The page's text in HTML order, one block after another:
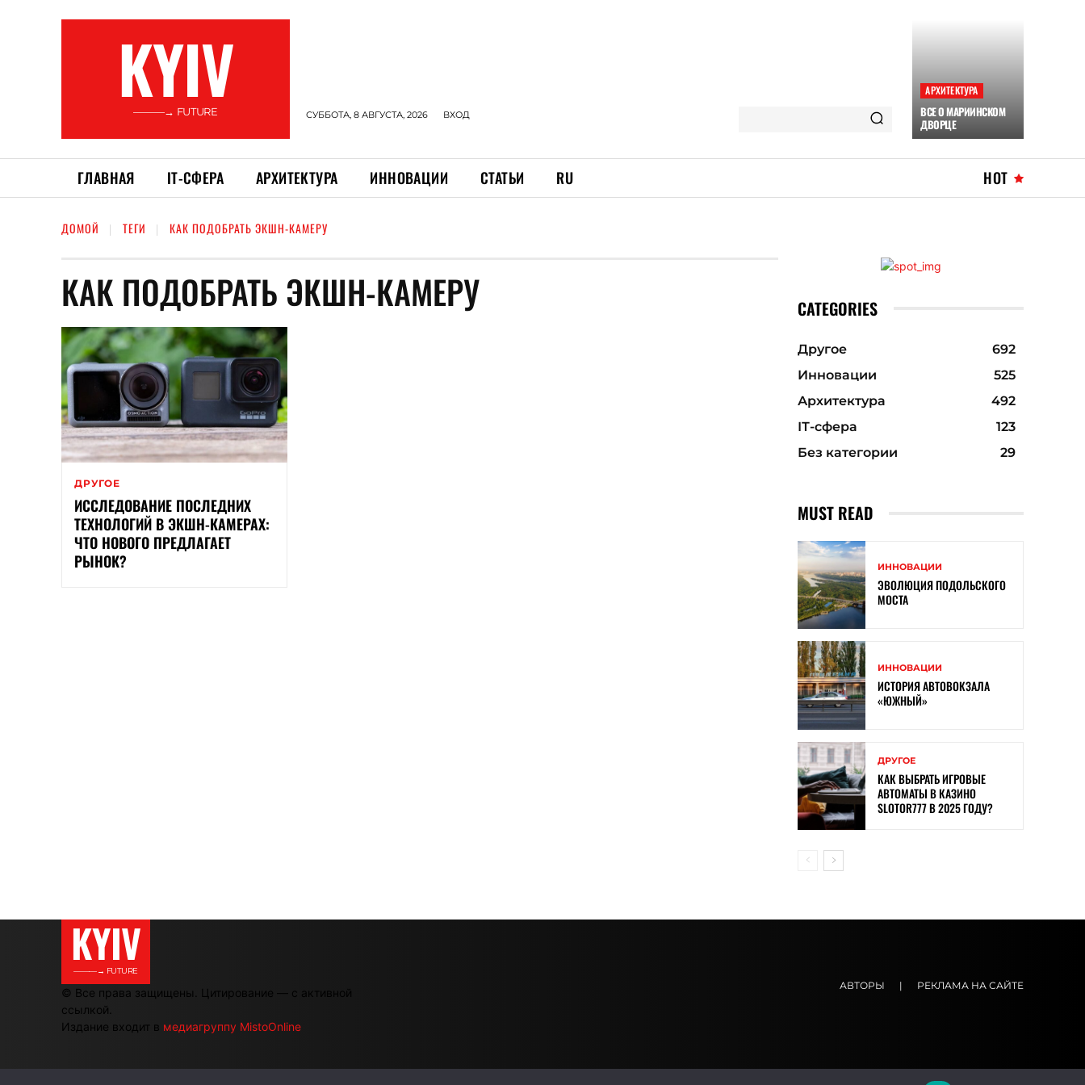
KYIV
———→ FUTURE СУББОТА, 8 АВГУСТА, 2026 ВХОД
АРХИТЕКТУРА
ВСЕ О МАРИИНСКОМ
ДВОРЦЕ
ГЛАВНАЯ ІТ-СФЕРА АРХИТЕКТУРА ИННОВАЦИИ СТАТЬИ RU HOT
ДОМОЙ ТЕГИ КАК ПОДОБРАТЬ ЭКШН-КАМЕРУ
КАК ПОДОБРАТЬ ЭКШН-КАМЕРУ
ДРУГОЕ
ИССЛЕДОВАНИЕ ПОСЛЕДНИХ
ТЕХНОЛОГИЙ В ЭКШН-КАМЕРАХ:
ЧТО НОВОГО ПРЕДЛАГАЕТ
РЫНОК?
CATEGORIES
Другое
692
Инновации
525
Архитектура
492
ІТ-сфера
123
Без категории
29
MUST READ
ИННОВАЦИИ
ЭВОЛЮЦИЯ ПОДОЛЬСКОГО
МОСТА
ИННОВАЦИИ
ИСТОРИЯ АВТОВОКЗАЛА
«ЮЖНЫЙ»
ДРУГОЕ
КАК ВЫБРАТЬ ИГРОВЫЕ
АВТОМАТЫ В КАЗИНО
SLOTOR777 В 2025 ГОДУ?
KYIV
———→ FUTURE
© Все права защищены. Цитирование — с активной
ссылкой.
Издание входит в медиагруппу MistoOnline
АВТОРЫ | РЕКЛАМА НА САЙТЕ